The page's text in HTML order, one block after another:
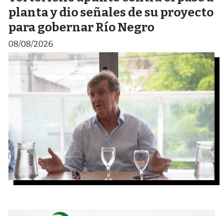
planta y dio señales de su proyecto
para gobernar Río Negro
08/08/2026